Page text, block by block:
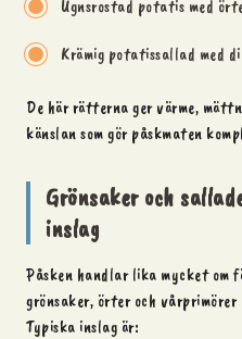
Ugnsrostad potatis med
Krämig potatissallad med
De här rätterna ger värme,
känslan som gör påskmaten
Grönsaker och
inslag
Påsken handlar lika mycket om
grönsaker, örter och vårprimörer
Typiska inslag är: